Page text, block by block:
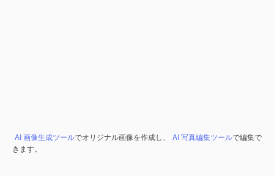
AI 画像生成ツールでオリジナル画像を作成し、 AI 写真編集ツールで編集で
きます。